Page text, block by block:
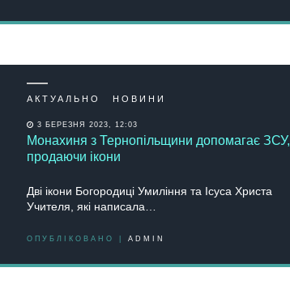
АКТУАЛЬНО НОВИНИ
3 БЕРЕЗНЯ 2023, 12:03
Монахиня з Тернопільщини допомагає ЗСУ,
продаючи ікони
Дві ікони Богородиці Умиління та Ісуса Христа
Учителя, які написала…
ОПУБЛІКОВАНО | ADMIN